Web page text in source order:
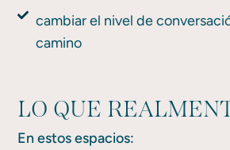
cambiar el nivel de
camino
LO QUE
En estos espacios: